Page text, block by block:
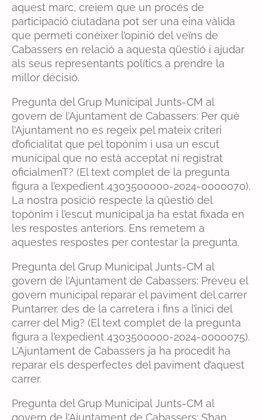
aquest marc, creiem que un procés de
participació ciutadana pot ser una eina vàlida
que permeti conèixer l’opinió del veïns de
Cabassers en relació a aquesta qüestió i ajudar
als seus representants polítics a prendre la
millor decisió.
Pregunta del Grup Municipal Junts-CM al
govern de l’Ajuntament de Cabassers: Per què
l’Ajuntament no es regeix pel mateix criteri
d’oficialitat que pel topònim i usa un escut
municipal que no està acceptat ni registrat
oficialmenT? (El text complet de la pregunta
figura a l’expedient 4303500000-2024-0000070).
La nostra posició respecte la qüestió del
topònim i l’escut municipal ja ha estat fixada en
les respostes anteriors. Ens remetem a
aquestes respostes per contestar la pregunta.
Pregunta del Grup Municipal Junts-CM al
govern de l’Ajuntament de Cabassers: Preveu el
govern municipal reparar el paviment del carrer
Puntarrer, des de la carretera i fins a l’inici del
carrer del Mig? (El text complet de la pregunta
figura a l’expedient 4303500000-2024-0000075).
L’Ajuntament de Cabassers ja ha procedit ha
reparar els desperfectes del paviment d’aquest
carrer.
Pregunta del Grup Municipal Junts-CM al
govern de l’Ajuntament de Cabassers: S’han